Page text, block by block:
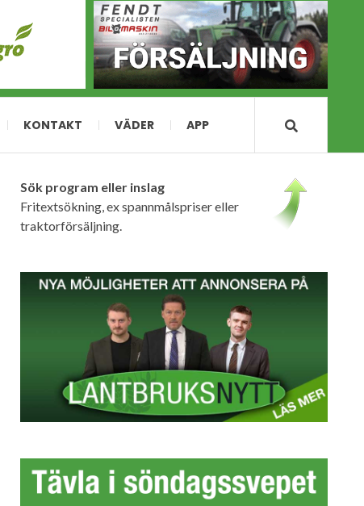
KONTAKT VÄDER APP
Sök program eller inslag
Fritextsökning, ex spannmålspriser eller
traktorförsäljning.